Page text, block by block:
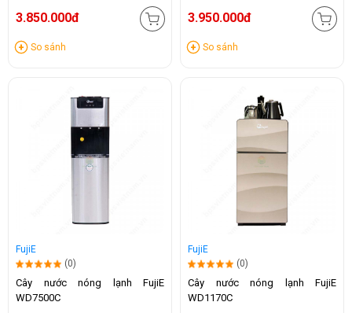
3.850.000đ
So sánh
3.950.000đ
So sánh
FujiE
(0)
Cây nước nóng lạnh FujiE
WD7500C
FujiE
(0)
Cây nước nóng lạnh FujiE
WD1170C